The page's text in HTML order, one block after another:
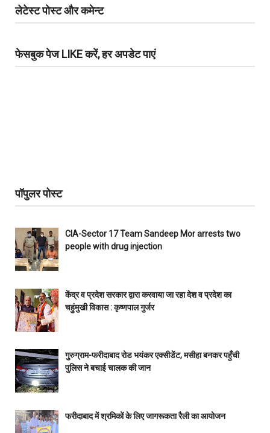
लेटेस्ट पोस्ट और कमेन्ट
फेसबुक पेज LIKE करें, हर अपडेट पाएं
पॉपुलर पोस्ट
CIA-Sector 17 Team Sandeep Mor arrests two
people with drug injection
केंद्र व प्रदेश सरकार द्वारा करवाया जा रहा देश व प्रदेश का
चहुंमुखी विकास : कृष्णपाल गुर्जर
गुरुग्राम-फरीदाबाद रोड भयंकर एक्सीडेंट, मसीहा बनकर पहुँची
पुलिस ने बचाई चालक की जान
फरीदाबाद में श्रमिकों के लिए जागरूकता रैली का आयोजन